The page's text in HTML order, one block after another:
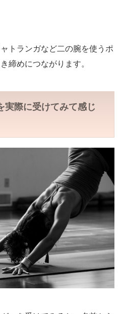
トランガなど二の腕を使うポ
締めにつながります。
実際に受けてみて感じ